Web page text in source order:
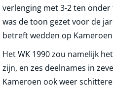
verlenging met 3-2 ten onder
was de toon gezet voor de
betreft wedden op
Het WK 1990 zou namelijk
zijn, en zes deelnames in
Kameroen ook weer